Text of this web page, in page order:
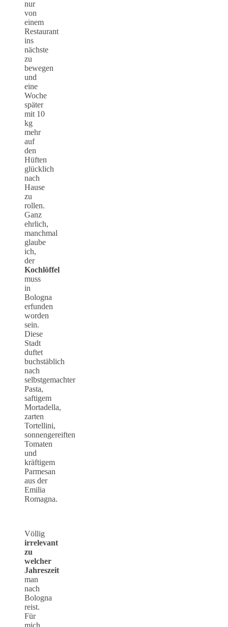
nur
von
einem
Restaurant
ins
nächste
zu
bewegen
und
eine
Woche
später
mit 10
kg
mehr
auf
den
Hüften
glücklich
nach
Hause
zu
rollen.
Ganz
ehrlich,
manchmal
glaube
ich,
der
Kochlöffel
muss
in
Bologna
erfunden
worden
sein.
Diese
Stadt
duftet
buchstäblich
nach
selbstgemachter
Pasta,
saftigem
Mortadella,
zarten
Tortellini,
sonnengereiften
Tomaten
und
kräftigem
Parmesan
aus der
Emilia
Romagna.
Völlig
irrelevant
zu
welcher
Jahreszeit
man
nach
Bologna
reist.
Für
mich